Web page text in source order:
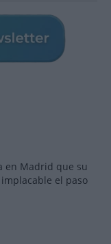
en Madrid que su
el paso